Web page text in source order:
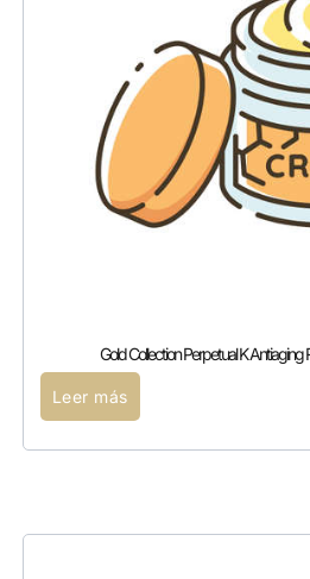
Gold Collection Perpetual K Antiaging
Leer más